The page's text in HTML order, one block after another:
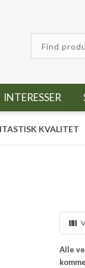
INTERESSER
KVALITET
Alle